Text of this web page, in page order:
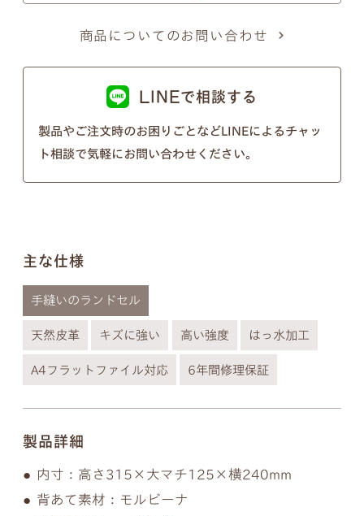
商品についてのお問い合わせ
LINEで相談する
製品やご注文時のお困りごとなどLINEによるチャッ
ト相談で気軽にお問い合わせください。
主な仕様
手縫いのランドセル
天然皮革 キズに強い 高い強度 はっ水加工
A4フラットファイル対応 6年間修理保証
製品詳細
内寸：高さ315×大マチ125×横240mm
背あて素材：モルビーナ
以下の画像のようにきちんとそれぞれ違う形となっ
ておりますのでご安心ください。
※個別のご注文で筆記体のフォントの種類を変行す